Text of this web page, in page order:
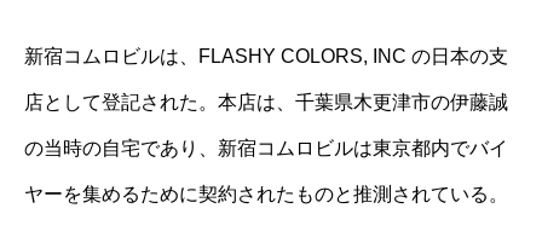
新宿コムロビルは、FLASHY COLORS, INC の日本の支
店として登記された。本店は、千葉県木更津市の伊藤誠
の当時の自宅であり、新宿コムロビルは東京都内でバイ
ヤーを集めるために契約されたものと推測されている。